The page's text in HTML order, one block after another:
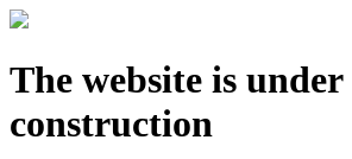
The website is under
construction